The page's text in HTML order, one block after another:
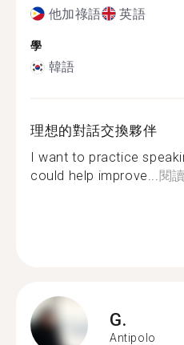
他加祿語 英語
學
韓語
理想的對話交換夥伴
I want to practice
could help improve...閱
G.
Antipolo